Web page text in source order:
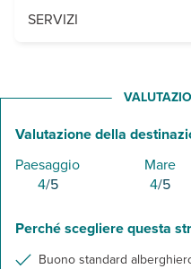
una sala per la prima
SERVIZI
Valutazione della
Paesaggio
4/5
Mare
4/5
Perché scegliere questa
Buono standard